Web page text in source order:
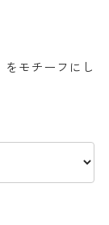
モチーフにし